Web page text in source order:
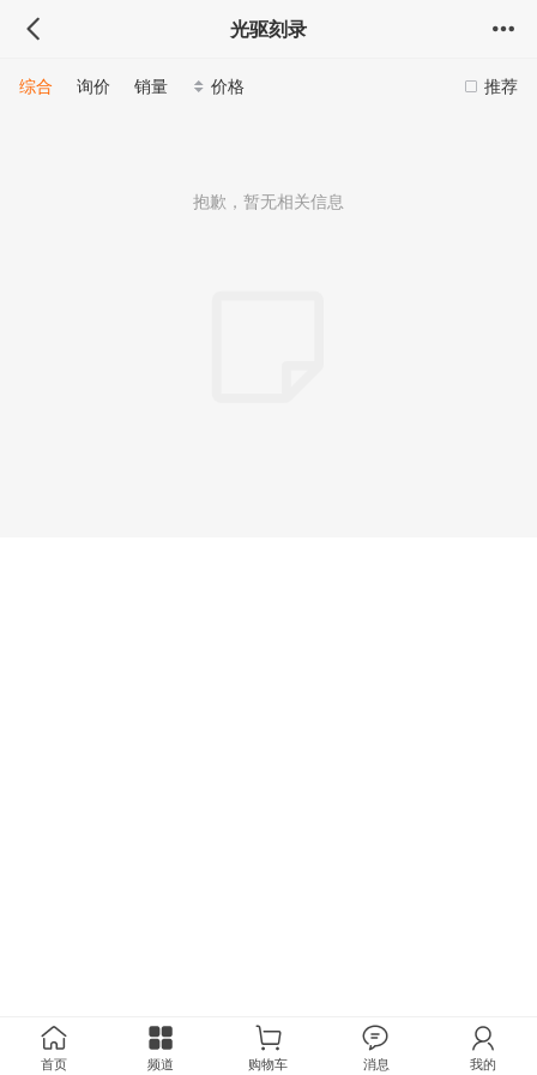
光驱刻录
推荐
综合 询价 销量 价格
抱歉，暂无相关信息
首页 频道 购物车 消息 我的